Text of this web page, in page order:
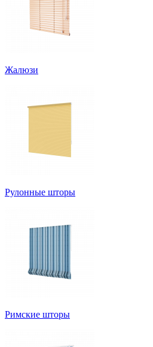
Жалюзи
Рулонные шторы
Римские шторы